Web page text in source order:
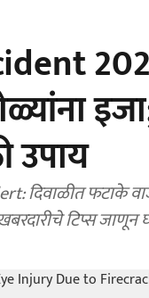
उपाय
दिवाळीत फटाके
टिप्स जाणून